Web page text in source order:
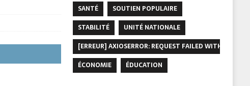
SANTÉ
SOUTIEN POPULAIRE
STABILITÉ
UNITÉ NATIONALE
[ERREUR] AXIOSERROR: REQUEST FAILED WITH
ÉCONOMIE
ÉDUCATION